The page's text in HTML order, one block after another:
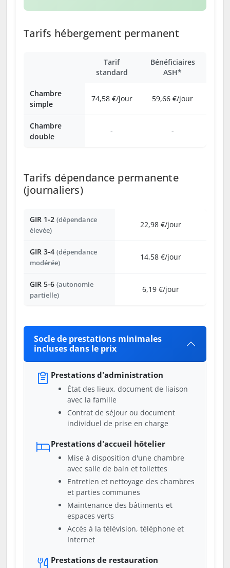
Tarifs hébergement permanent
Tarif
standard
Bénéficiaires
ASH*
Chambre
simple
74,58 €/jour 59,66 €/jour
Chambre
double
- -
Tarifs dépendance permanente
(journaliers)
GIR 1-2 (dépendance
élevée)
22,98 €/jour
GIR 3-4 (dépendance
modérée)
14,58 €/jour
GIR 5-6 (autonomie
partielle)
6,19 €/jour
Socle de prestations minimales
incluses dans le prix
Prestations d'administration
État des lieux, document de liaison
avec la famille
Contrat de séjour ou document
individuel de prise en charge
Prestations d'accueil hôtelier
Mise à disposition d'une chambre
avec salle de bain et toilettes
Entretien et nettoyage des chambres
et parties communes
Maintenance des bâtiments et
espaces verts
Accès à la télévision, téléphone et
Internet
Prestations de restauration